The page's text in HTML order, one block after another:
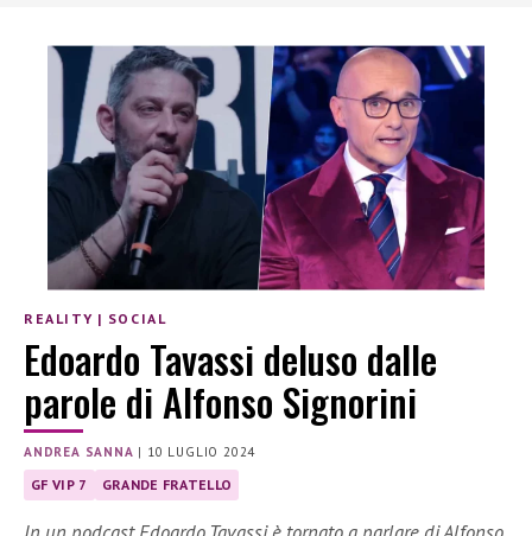
REALITY | SOCIAL
Edoardo Tavassi deluso dalle
parole di Alfonso Signorini
ANDREA SANNA | 10 LUGLIO 2024
GF VIP 7 GRANDE FRATELLO